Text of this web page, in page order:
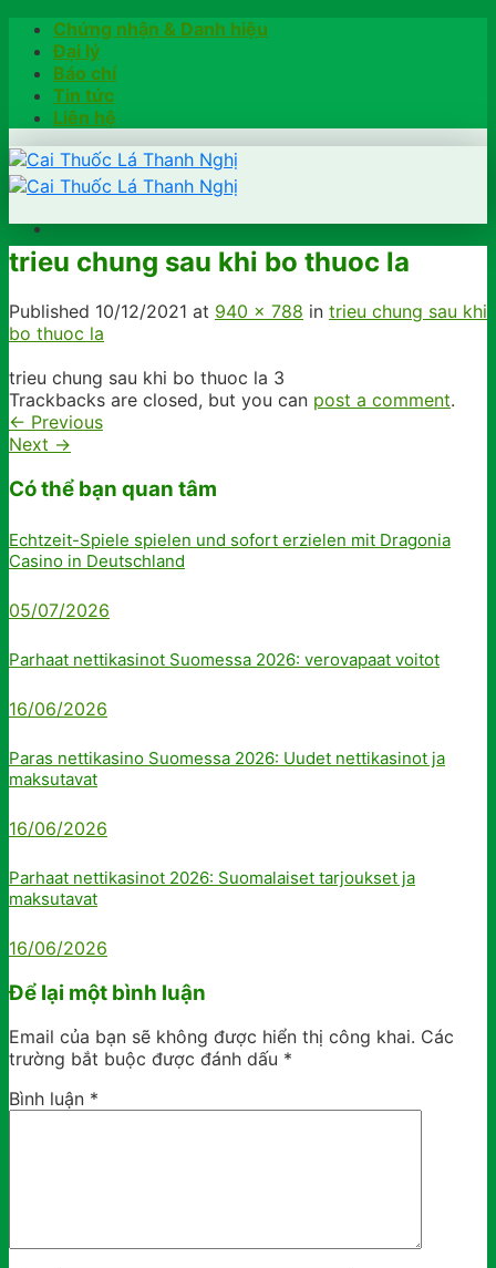
Skip
content
Chứng nhận & Danh hiệu
Đại lý
Báo chí
Tin tức
Liên hệ
Trang chủ
Khách hàng chia sẻ
Kiểm tra chính hãng
Hotline: 0902791922
trieu chung sau khi bo thuoc la
Published 10/12/2021 at 940 × 788 in trieu chung sau khi
bo thuoc la
trieu chung sau khi bo thuoc la 3
Trackbacks are closed, but you can post a comment.
← Previous
Next →
Có thể bạn quan tâm
Echtzeit-Spiele spielen und sofort erzielen mit Dragonia
Casino in Deutschland
05/07/2026
Parhaat nettikasinot Suomessa 2026: verovapaat voitot
16/06/2026
Paras nettikasino Suomessa 2026: Uudet nettikasinot ja
maksutavat
16/06/2026
Parhaat nettikasinot 2026: Suomalaiset tarjoukset ja
maksutavat
16/06/2026
Để lại một bình luận
Email của bạn sẽ không được hiển thị công khai. Các
trường bắt buộc được đánh dấu *
Bình luận *